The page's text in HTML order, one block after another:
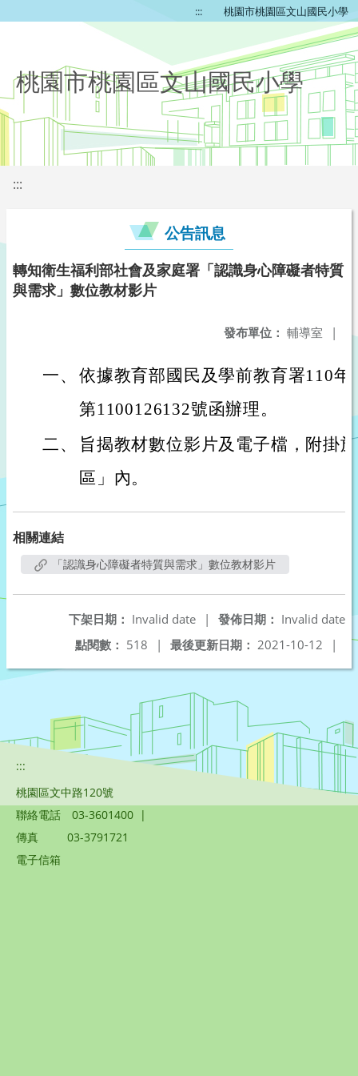
::: 桃園市桃園區文山國民小學
桃園市桃園區文山國民小學
:::
公告訊息
轉知衛生福利部社會及家庭署「認識身心障礙者特質
與需求」數位教材影片
發布單位： 輔導室 |
一、 依據教育部國民及學前教育署110
第1100126132號函辦理。
二、
旨揭教材數位影片及電子檔，附掛
區」內。
相關連結
「認識身心障礙者特質與需求」數位教材影片
發佈日期： Invalid date
下架日期： Invalid date
|
最後更新日期： 2021-10-12 |
點閱數： 518 |
:::
桃園區文中路120號
聯絡電話
03-3601400 |
傳真
03-3791721
電子信箱